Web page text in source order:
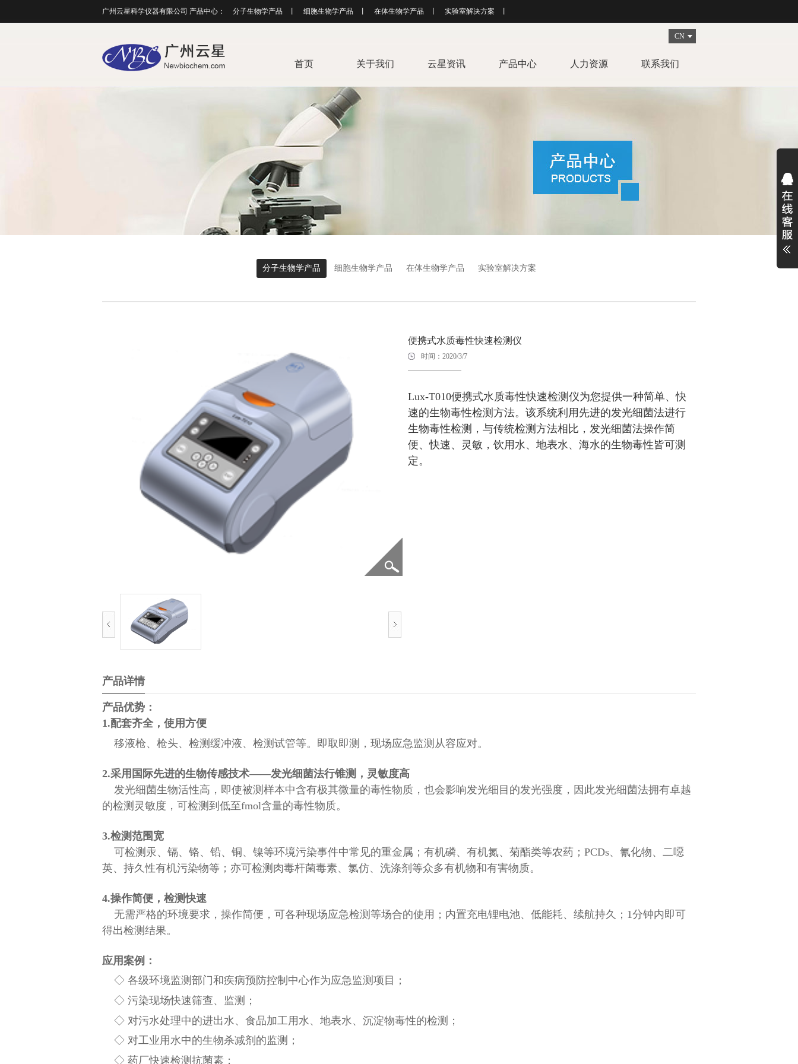
广州云星科学仪器有限公司 产品中心： 分子生物学产品 细胞生物学产品 在体生物学产品 实验室解决方案
CN
首页 关于我们 云星资讯 产品中心 人力资源 联系我们
分子生物学产品 细胞生物学产品 在体生物学产品 实验室解决方案
便携式水质毒性快速检测仪
时间：2020/3/7
Lux-T010便携式水质毒性快速检测仪为您提供一种简单、快
速的生物毒性检测方法。该系统利用先进的发光细菌法进行
生物毒性检测，与传统检测方法相比，发光细菌法操作简
便、快速、灵敏，饮用水、地表水、海水的生物毒性皆可测
定。
产品详情
产品优势：
1.配套齐全，使用方便
移液枪、枪头、检测缓冲液、检测试管等。即取即测，现场应急监测从容应对。
2.采用国际先进的生物传感技术——发光细菌法行锥测，灵敏度高
发光细菌生物活性高，即使被测样本中含有极其微量的毒性物质，也会影响发光细目的发光强度，因此发光细菌法拥有卓越
的检测灵敏度，可检测到低至fmol含量的毒性物质。
3.检测范围宽
可检测汞、镉、铬、铅、铜、镍等环境污染事件中常见的重金属；有机磷、有机氮、菊酯类等农药； PCDs、氰化物、二噁
英、持久性有机污染物等；亦可检测肉毒杆菌毒素、氯仿、洗涤剂等众多有机物和有害物质。
4.操作简便，检测快速
无需严格的环境要求，操作简便，可各种现场应急检测等场合的使用；内置充电锂电池、低能耗、续航持久； 1分钟内即可
得出检测结果。
应用案例：
◇ 各级环境监测部门和疾病预防控制中心作为应急监测项目；
◇ 污染现场快速筛查、监测；
◇ 对污水处理中的进出水、食品加工用水、地表水、沉淀物毒性的检测；
◇ 对工业用水中的生物杀减剂的监测；
◇ 药厂快速检测抗菌素；